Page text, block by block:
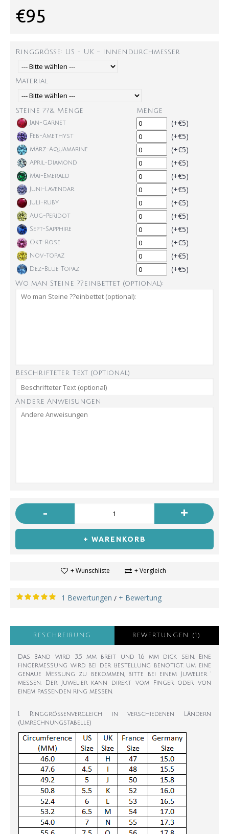
€95
Ringgröße: US - UK - Innendurchmesser
Material
Steine ??& Menge Menge
Jan-Garnet (+€5)
Feb-Amethyst (+€5)
März-Aquamarine (+€5)
April-Diamond (+€5)
Mai-Emerald (+€5)
Juni-Lavendar (+€5)
Juli-Ruby (+€5)
Aug-Peridot (+€5)
Sept-Sapphire (+€5)
Okt-Rose (+€5)
Nov-Topaz (+€5)
Dez-Blue Topaz (+€5)
Wo man Steine ??einbettet (optional):
Beschrifteter Text (optional)
Andere Anweisungen
- +
+ WARENKORB
+ Wunschliste + Vergleich
1 Bewertungen / + Bewertung
BESCHREIBUNG BEWERTUNGEN (1)
Das Band wird 3,5 mm breit und 1,6 mm dick sein. Eine
Fingermessung wird bei der Bestellung benötigt. Um eine
genaue Messung zu bekommen, bitte bei einem Juwelier '
messen. Der Juwelier kann direkt vom Finger oder von
einem passenden Ring messen.
1. Ringgrößenvergleich in verschiedenen Ländern
(Umrechnungstabelle)